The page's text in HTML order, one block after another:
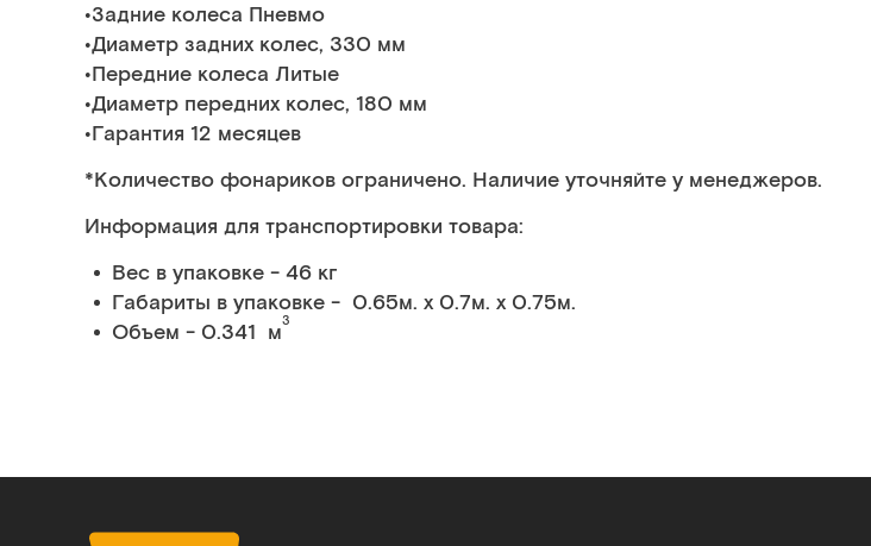
•Задние колеса Пневмо
•Диаметр задних колес, 330 мм
•Передние колеса Литые
•Диаметр передних колес, 180 мм
•Гарантия 12 месяцев
*Количество фонариков ограничено. Наличие уточняйте у менеджеров.
Информация для транспортировки товара:
Вес в упаковке - 46 кг
Габариты в упаковке - 0.65м. x 0.7м. x 0.75м.
Объем - 0.341 м3